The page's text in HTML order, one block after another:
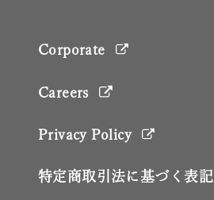
Corporate
Careers
Privacy Policy
特定商取引法に基づく表記